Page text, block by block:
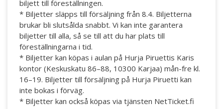
biljett till föreställningen.
* Biljetter släpps till försäljning från 8.4. Biljetterna
brukar bli slutsålda snabbt. Vi kan inte garantera
biljetter till alla, så se till att du har plats till
föreställningarna i tid.
* Biljetter kan köpas i aulan på Hurja Piruettis Karis
kontor (Keskuskatu 86–88, 10300 Karjaa) mån-fre kl.
16–19. Biljetter till försäljning på Hurja Piruetti kan
inte bokas i förväg.
* Biljetter kan också köpas via tjänsten NetTicket.fi